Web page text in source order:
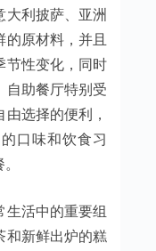
利披萨、亚洲
原材料，并且
节性变化，同时
自助餐厅特别受
选择的便利，
口味和饮食习
生活中的重要组
和新鲜出炉的糕